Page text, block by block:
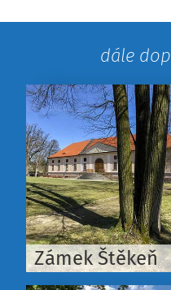
dále
Zámek Štěkeň